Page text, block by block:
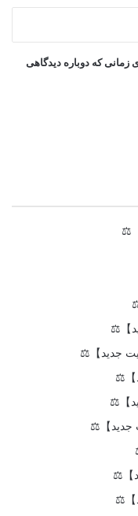
زمانی که دوباره دیدگاهی